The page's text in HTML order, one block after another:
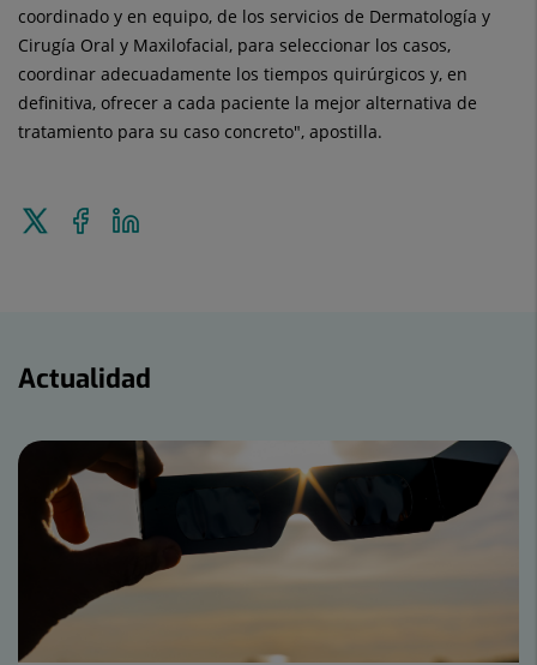
coordinado y en equipo, de los servicios de Dermatología y
Cirugía Oral y Maxilofacial, para seleccionar los casos,
coordinar adecuadamente los tiempos quirúrgicos y, en
definitiva, ofrecer a cada paciente la mejor alternativa de
tratamiento para su caso concreto", apostilla.
Enviar
Compartir
en
Actualidad